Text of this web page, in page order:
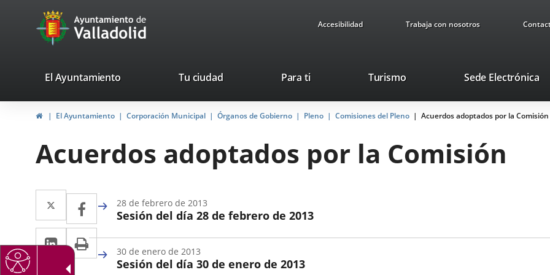
Portal
Web
Ayuntamiento
de
Accesibilidad Trabaja con nosotros
valladolid.es
El Ayuntamiento Tu ciudad Para ti TurismoEste
se
abrirá
ventana
Sede Electrónica
InicioEl Ayuntamiento Corporación Municipal Órganos de Gobierno Pleno Comisiones del Pleno Acuerdos adoptados por la Comisión
Acuerdos adoptados por la Comisión
Twitter
Enlace
a
una
aplicación
Facebook
Enlace
a
una
aplicación
LinkedIn
EnlaceImprimir
Sesión del día 28 de febrero de 2013
la
Sesión
28 de febrero de 2013
Sesión del día 30 de enero de 2013
30 de enero de 2013